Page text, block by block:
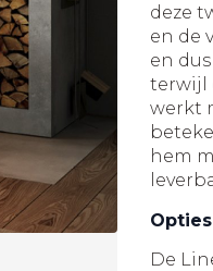
deze
en de
en
terwijl
werkt
hem
Opties
De